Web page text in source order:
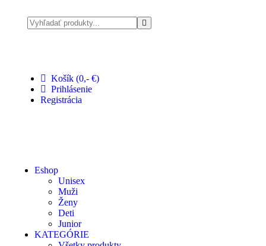
Košík (0,- €)
Prihlásenie
Registrácia
Eshop
Unisex
Muži
Ženy
Deti
Junior
KATEGÓRIE